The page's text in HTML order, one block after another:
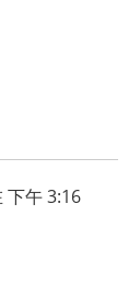
下午 3:16